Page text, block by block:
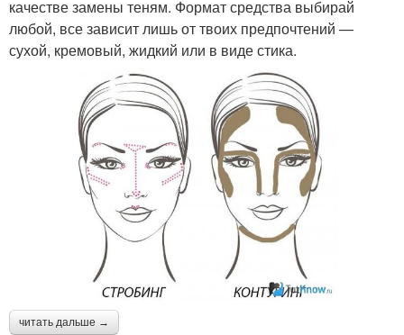
качестве замены теням. Формат средства выбирай
любой, все зависит лишь от твоих предпочтений —
сухой, кремовый, жидкий или в виде стика.
читать дальше →